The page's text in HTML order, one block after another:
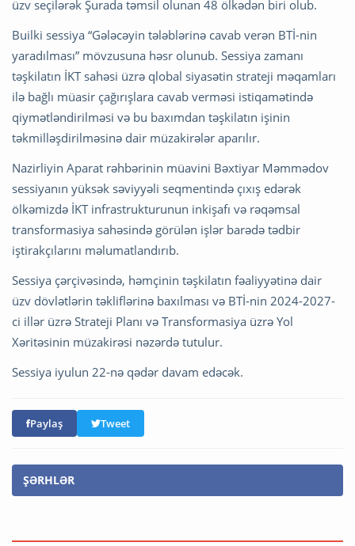
üzv seçilərək Şurada təmsil olunan 48 ölkədən biri olub.
Builki sessiya “Gələcəyin tələblərinə cavab verən BTİ-nin
yaradılması” mövzusuna həsr olunub. Sessiya zamanı
təşkilatın İKТ sahəsi üzrə qlobal siyasətin strateji məqamları
ilə bağlı müasir çağırışlara cavab verməsi istiqamətində
qiymətləndirilməsi və bu baxımdan təşkilatın işinin
təkmilləşdirilməsinə dair müzakirələr aparılır.
Nazirliyin Aparat rəhbərinin müavini Bəxtiyar Məmmədov
sessiyanın yüksək səviyyəli seqmentində çıxış edərək
ölkəmizdə İKT infrastrukturunun inkişafı və rəqəmsal
transformasiya sahəsində görülən işlər barədə tədbir
iştirakçılarını məlumatlandırıb.
Sessiya çərçivəsində, həmçinin təşkilatın fəaliyyətinə dair
üzv dövlətlərin təkliflərinə baxılması və BTİ-nin 2024-2027-
ci illər üzrə Strateji Planı və Transformasiya üzrə Yol
Xəritəsinin müzakirəsi nəzərdə tutulur.
Sessiya iyulun 22-nə qədər davam edəcək.
Paylaş Tweet
ŞƏRHLƏR